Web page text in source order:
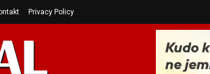
Privacy Policy